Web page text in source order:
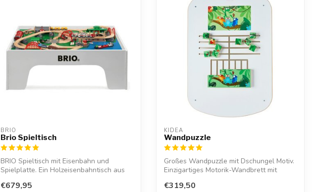
BRIO
Brio Spieltisch
BRIO Spieltisch mit Eisenbahn und
Spielplatte. Ein Holzeisenbahntisch aus
€679,95
KIDEA
Wandpuzzle
Großes Wandpuzzle mit Dschungel Motiv.
Einzigartiges Motorik-Wandbrett mit
€319,50